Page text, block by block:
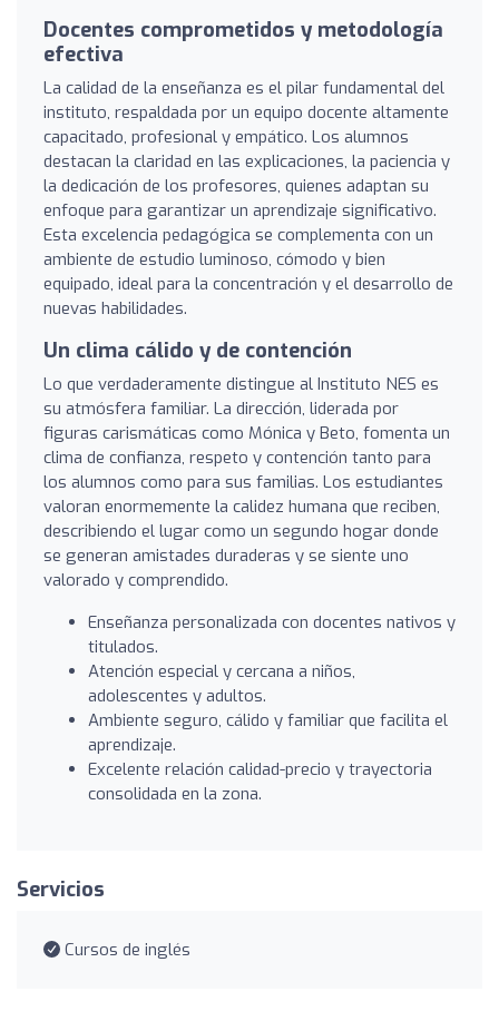
Docentes comprometidos y metodología
efectiva
La calidad de la enseñanza es el pilar fundamental del
instituto, respaldada por un equipo docente altamente
capacitado, profesional y empático. Los alumnos
destacan la claridad en las explicaciones, la paciencia y
la dedicación de los profesores, quienes adaptan su
enfoque para garantizar un aprendizaje significativo.
Esta excelencia pedagógica se complementa con un
ambiente de estudio luminoso, cómodo y bien
equipado, ideal para la concentración y el desarrollo de
nuevas habilidades.
Un clima cálido y de contención
Lo que verdaderamente distingue al Instituto NES es
su atmósfera familiar. La dirección, liderada por
figuras carismáticas como Mónica y Beto, fomenta un
clima de confianza, respeto y contención tanto para
los alumnos como para sus familias. Los estudiantes
valoran enormemente la calidez humana que reciben,
describiendo el lugar como un segundo hogar donde
se generan amistades duraderas y se siente uno
valorado y comprendido.
Enseñanza personalizada con docentes nativos y
titulados.
Atención especial y cercana a niños,
adolescentes y adultos.
Ambiente seguro, cálido y familiar que facilita el
aprendizaje.
Excelente relación calidad-precio y trayectoria
consolidada en la zona.
Servicios
Cursos de inglés